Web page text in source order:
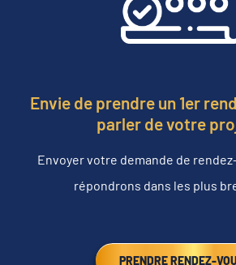
Envie de prendre un 1er
parler de votre
Envoyer votre demande de
répondrons dans les plus
PRENDRE RENDEZ-